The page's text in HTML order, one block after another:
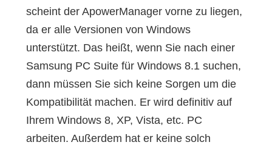
scheint der ApowerManager vorne zu liegen,
da er alle Versionen von Windows
unterstützt. Das heißt, wenn Sie nach einer
Samsung PC Suite für Windows 8.1 suchen,
dann müssen Sie sich keine Sorgen um die
Kompatibilität machen. Er wird definitiv auf
Ihrem Windows 8, XP, Vista, etc. PC
arbeiten. Außerdem hat er keine solch